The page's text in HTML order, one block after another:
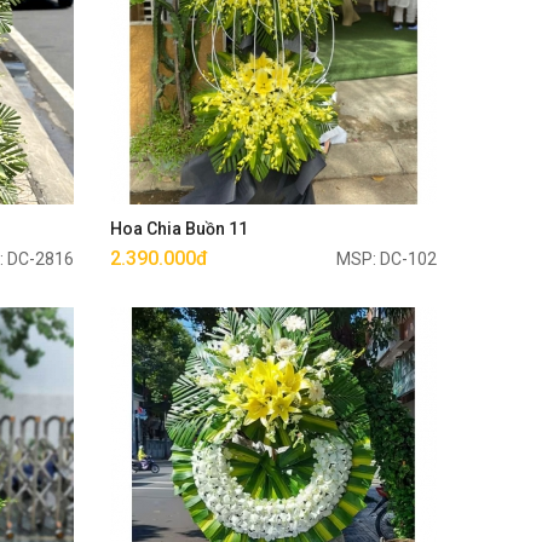
DC-2816
Hoa Chia Buồn 11
2.390.000đ MSP: DC-102
Mua ngay